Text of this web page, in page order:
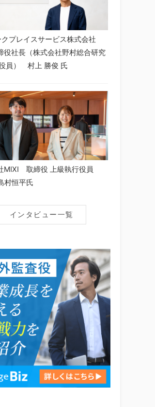
クプレイスサービス株式会社
役社長（株式会社野村総合研究
員） 村上 勝俊 氏
MIXI 取締役 上級執行役員
恒平氏
インタビュー一覧